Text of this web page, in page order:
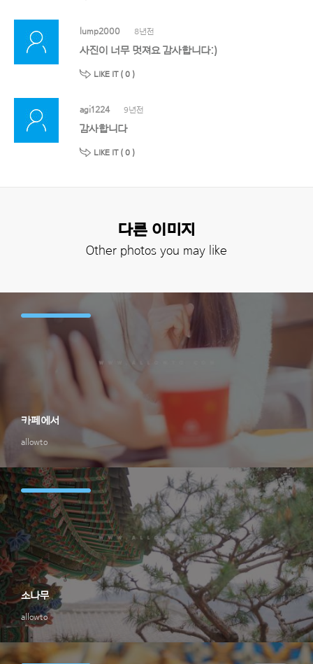
lump2000 8년전
사진이 너무 멋져요 감사합니다:)
LIKE IT ( 0 )
agi1224 9년전
감사합니다
LIKE IT ( 0 )
다른 이미지
Other photos you may like
allowto
카페에서
allowto
소나무